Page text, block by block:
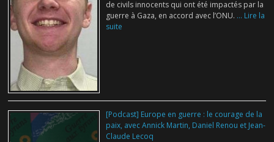
de civils innocents qui ont été impactés par la
guerre à Gaza, en accord avec l’ONU. ... Lire la
suite
[Podcast] Europe en guerre : le courage de la
paix, avec Annick Martin, Daniel Renou et Jean-
Claude Lecoq